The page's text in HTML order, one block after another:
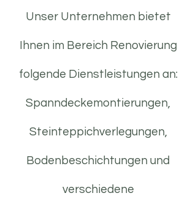
Unser Unternehmen bietet
Ihnen im Bereich Renovierung
folgende Dienstleistungen an:
Spanndeckemontierungen,
Steinteppichverlegungen,
Bodenbeschichtungen und
verschiedene